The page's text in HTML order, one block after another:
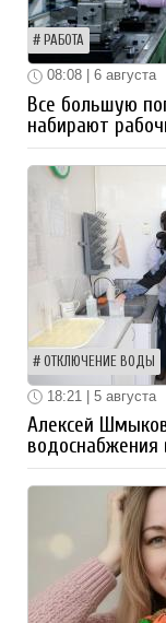
РАБОТА
08:08 | 6 августа
Все большую
набирают
ОТКЛЮЧЕНИЕ ВОДЫ
18:21 | 5 августа
Алексей
водоснабжения